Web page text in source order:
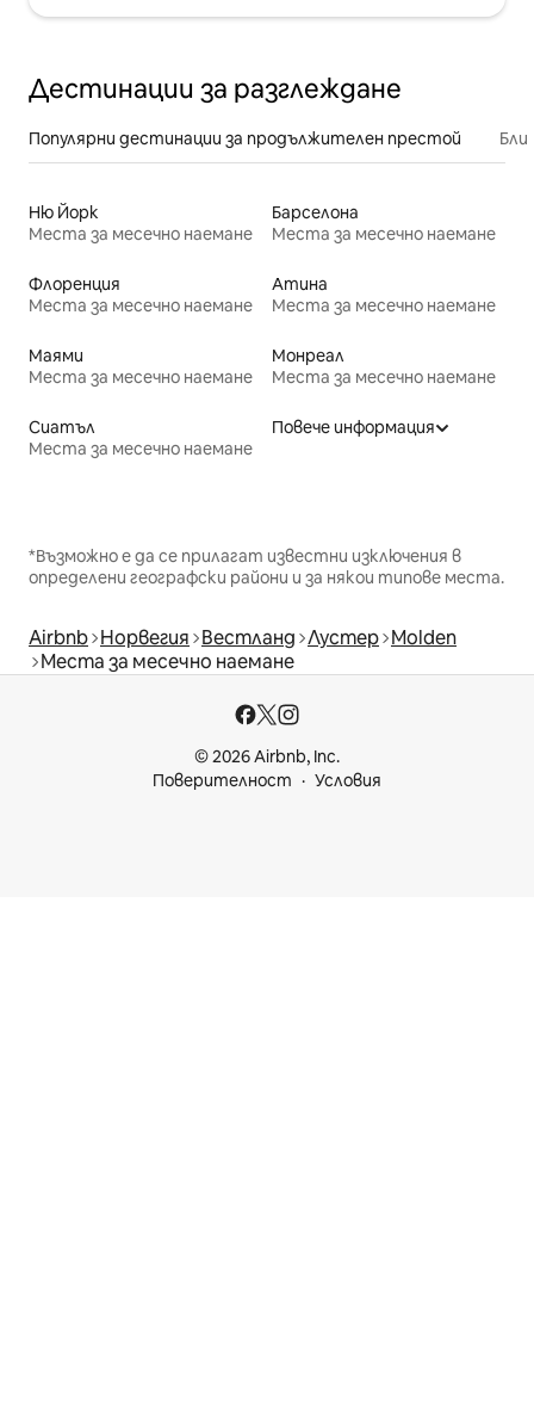
Дестинации за разглеждане
Популярни дестинации за продължителен престой
Ню Йорк
Места за месечно наемане
Барселона
Места за месечно наемане
Флоренция
Места за месечно наемане
Атина
Места за месечно наемане
Маями
Места за месечно наемане
Монреал
Места за месечно наемане
Сиатъл
Места за месечно наемане
Повече информация
*Възможно е да се прилагат известни изключения в
определени географски райони и за някои типове места.
Airbnb Норвегия Вестланд Лустер Molden
Места за месечно наемане
© 2026 Airbnb, Inc.
Поверителност
Условия